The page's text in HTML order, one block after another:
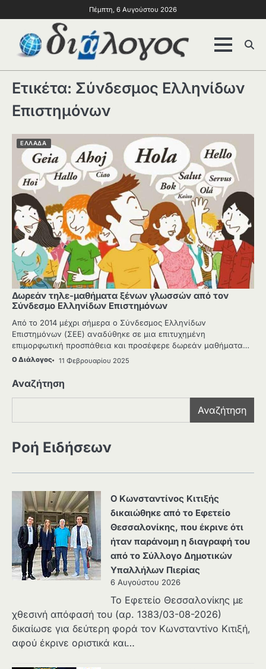
Πέμπτη, 6 Αυγούστου 2026
Ετικέτα: Σύνδεσμος Ελληνίδων
Επιστημόνων
ΕΛΛΑΔΑ
Δωρεάν τηλε-μαθήματα ξένων γλωσσών από τον
Σύνδεσμο Ελληνίδων Επιστημόνων
Aπό το 2014 μέχρι σήμερα ο Σύνδεσμος Ελληνίδων
Επιστημόνων (ΣΕΕ) αναδύθηκε σε μια επιτυχημένη
επιμορφωτική προσπάθεια και προσέφερε δωρεάν μαθήματα…
Ο Διάλογος 11 Φεβρουαρίου 2025
Αναζήτηση
Αναζήτηση
Ροή Ειδήσεων
Ο Κωνσταντίνος Κιτιξής
δικαιώθηκε από το Εφετείο
Θεσσαλονίκης, που έκρινε ότι
ήταν παράνομη η διαγραφή του
από το Σύλλογο Δημοτικών
Υπαλλήλων Πιερίας
6 Αυγούστου 2026
Το Εφετείο Θεσσαλονίκης με
χθεσινή απόφασή του (αρ. 1383/03-08-2026)
δικαίωσε για δεύτερη φορά τον Κωνσταντίνο Κιτιξή,
αφού έκρινε οριστικά και…